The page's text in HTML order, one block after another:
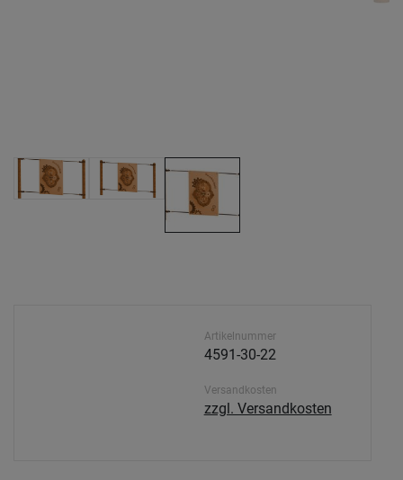
Artikelnummer
4591-30-22
Versandkosten
zzgl. Versandkosten